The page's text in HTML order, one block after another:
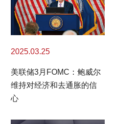
2025.03.25
美联储3月FOMC：鲍威尔
维持对经济和去通胀的信
心